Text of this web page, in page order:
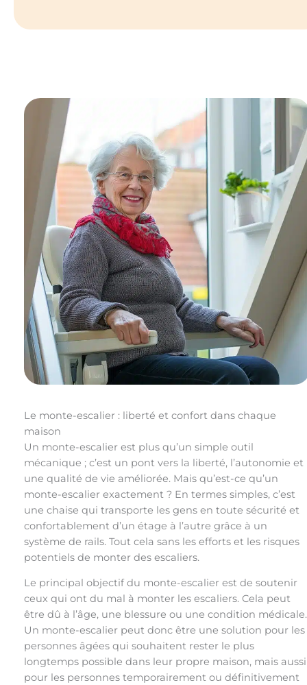
Le monte-escalier : liberté et confort dans chaque
maison
Un monte-escalier est plus qu’un simple outil
mécanique ; c’est un pont vers la liberté, l’autonomie et
une qualité de vie améliorée. Mais qu’est-ce qu’un
monte-escalier exactement ? En termes simples, c’est
une chaise qui transporte les gens en toute sécurité et
confortablement d’un étage à l’autre grâce à un
système de rails. Tout cela sans les efforts et les risques
potentiels de monter des escaliers.
Le principal objectif du monte-escalier est de soutenir
ceux qui ont du mal à monter les escaliers. Cela peut
être dû à l’âge, une blessure ou une condition médicale.
Un monte-escalier peut donc être une solution pour les
personnes âgées qui souhaitent rester le plus
longtemps possible dans leur propre maison, mais aussi
pour les personnes temporairement ou définitivement